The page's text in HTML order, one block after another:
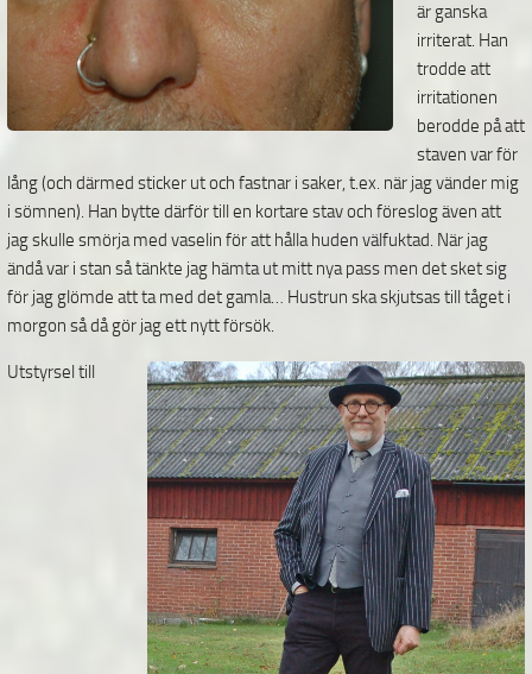
är ganska
irriterat. Han
trodde att
irritationen
berodde på att
staven var för
lång (och därmed sticker ut och fastnar i saker, t.ex. när jag vänder mig
i sömnen). Han bytte därför till en kortare stav och föreslog även att
jag skulle smörja med vaselin för att hålla huden välfuktad. När jag
ändå var i stan så tänkte jag hämta ut mitt nya pass men det sket sig
för jag glömde att ta med det gamla… Hustrun ska skjutsas till tåget i
morgon så då gör jag ett nytt försök.
Utstyrsel till